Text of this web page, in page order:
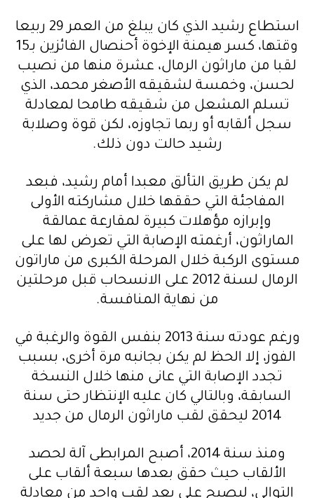
استطاع رشيد الذي كان يبلغ من العمر 29 ربيعا
وقتها، كسر هيمنة الإخوة أحنصال الفائزين بـ15
لقبا من ماراثون الرمال، عشرة منها من نصيب
لحسن، وخمسة لشقيقه الأصغر محمد، الذي
تسلم المشعل من شقيقه طامحا لمعادلة
سجل ألقابه أو ربما تجاوزه، لكن قوة وصلابة
رشيد حالت دون ذلك.
لم يكن طريق التألق معبدا أمام رشيد، فبعد
المفاجئة التي حققها خلال مشاركته الأولى
وإبرازه مؤهلات كبيرة لمقارعة عمالقة
الماراثون، أرغمته الإصابة التي تعرض لها على
مستوى الركبة خلال المرحلة الكبرى من ماراتون
الرمال لسنة 2012 على الانسحاب قبل مرحلتين
من نهاية المنافسة.
ورغم عودته سنة 2013 بنفس القوة والرغبة في
الفوز، إلا الحظ لم يكن بجانبه مرة أخرى، بسبب
تجدد الإصابة التي عانى منها خلال النسخة
السابقة، وبالتالي كان عليه الإنتظار حتى سنة
2014 ليحقق لقب ماراثون الرمال من جديد
ومنذ سنة 2014، أصبح المرابطى آلة لحصد
الألقاب حيث حقق بعدها سبعة ألقاب على
التوالي، ليصبح على بعد لقب واحد من معادلة